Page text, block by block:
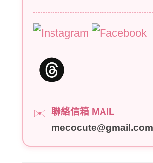
✉️
聯絡信箱 MAIL
mecocute@gmail.com